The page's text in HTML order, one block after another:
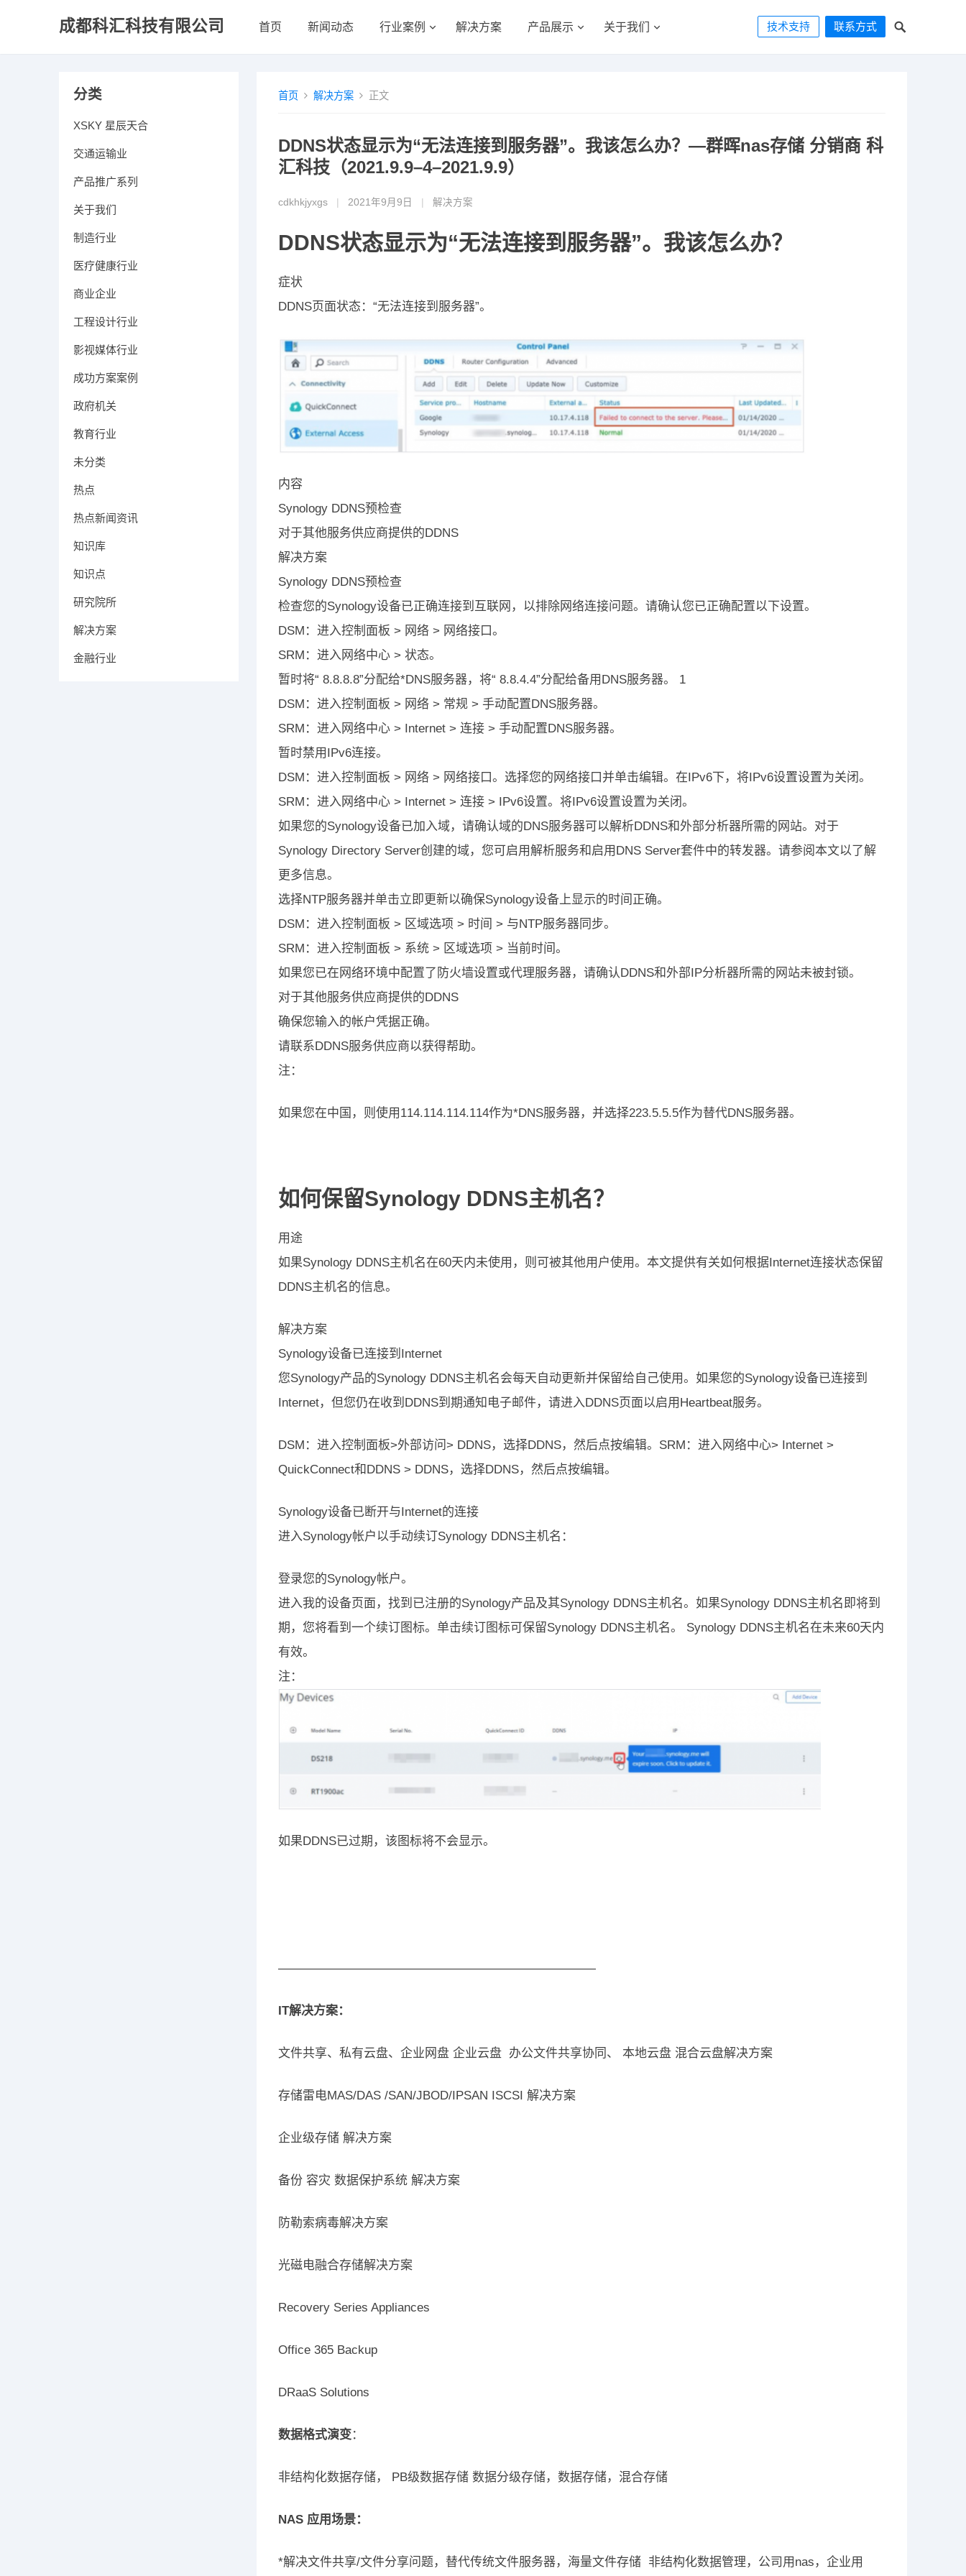
成都科汇科技有限公司 首页 新闻动态 行业案例 解决方案 产品展示 关于我们 技术支持 联系方式
首页 解决方案 正文
DDNS状态显示为“无法连接到服务器”。我该怎么办？—群晖nas存储 分销商 科
汇科技（2021.9.9–4–2021.9.9）
cdkhkjyxgs 2021年9月9日 解决方案
DDNS状态显示为“无法连接到服务器”。我该怎么办？
症状
DDNS页面状态：“无法连接到服务器”。
内容
Synology DDNS预检查
对于其他服务供应商提供的DDNS
解决方案
Synology DDNS预检查
检查您的Synology设备已正确连接到互联网，以排除网络连接问题。请确认您已正确配置以下设置。
DSM：进入控制面板 > 网络 > 网络接口。
SRM：进入网络中心 > 状态。
暂时将“ 8.8.8.8”分配给*DNS服务器，将“ 8.8.4.4”分配给备用DNS服务器。 1
DSM：进入控制面板 > 网络 > 常规 > 手动配置DNS服务器。
SRM：进入网络中心 > Internet > 连接 > 手动配置DNS服务器。
暂时禁用IPv6连接。
DSM：进入控制面板 > 网络 > 网络接口。选择您的网络接口并单击编辑。在IPv6下，将IPv6设置设置为关闭。
SRM：进入网络中心 > Internet > 连接 > IPv6设置。将IPv6设置设置为关闭。
如果您的Synology设备已加入域，请确认域的DNS服务器可以解析DDNS和外部分析器所需的网站。对于
Synology Directory Server创建的域，您可启用解析服务和启用DNS Server套件中的转发器。请参阅本文以了解
更多信息。
选择NTP服务器并单击立即更新以确保Synology设备上显示的时间正确。
DSM：进入控制面板 > 区域选项 > 时间 > 与NTP服务器同步。
SRM：进入控制面板 > 系统 > 区域选项 > 当前时间。
如果您已在网络环境中配置了防火墙设置或代理服务器，请确认DDNS和外部IP分析器所需的网站未被封锁。
对于其他服务供应商提供的DDNS
确保您输入的帐户凭据正确。
请联系DDNS服务供应商以获得帮助。
注：
如果您在中国，则使用114.114.114.114作为*DNS服务器，并选择223.5.5.5作为替代DNS服务器。
如何保留Synology DDNS主机名？
用途
如果Synology DDNS主机名在60天内未使用，则可被其他用户使用。本文提供有关如何根据Internet连接状态保留
DDNS主机名的信息。
解决方案
Synology设备已连接到Internet
您Synology产品的Synology DDNS主机名会每天自动更新并保留给自己使用。如果您的Synology设备已连接到
Internet，但您仍在收到DDNS到期通知电子邮件，请进入DDNS页面以启用Heartbeat服务。
DSM：进入控制面板>外部访问> DDNS，选择DDNS，然后点按编辑。SRM：进入网络中心> Internet >
QuickConnect和DDNS > DDNS，选择DDNS，然后点按编辑。
Synology设备已断开与Internet的连接
进入Synology帐户以手动续订Synology DDNS主机名：
登录您的Synology帐户。
进入我的设备页面，找到已注册的Synology产品及其Synology DDNS主机名。如果Synology DDNS主机名即将到
期，您将看到一个续订图标。单击续订图标可保留Synology DDNS主机名。 Synology DDNS主机名在未来60天内
有效。
注：
如果DDNS已过期，该图标将不会显示。
——————————————————————————
IT解决方案：
文件共享、私有云盘、企业网盘 企业云盘 办公文件共享协同、 本地云盘 混合云盘解决方案
存储雷电MAS/DAS /SAN/JBOD/IPSAN ISCSI 解决方案
企业级存储 解决方案
备份 容灾 数据保护系统 解决方案
防勒索病毒解决方案
光磁电融合存储解决方案
Recovery Series Appliances
Office 365 Backup
DRaaS Solutions
数据格式演变：
非结构化数据存储， PB级数据存储 数据分级存储，数据存储，混合存储
NAS 应用场景：
*解决文件共享/文件分享问题，替代传统文件服务器，海量文件存储 非结构化数据管理，公司用nas，企业用
分类
XSKY 星辰天合
交通运输业
产品推广系列
关于我们
制造行业
医疗健康行业
商业企业
工程设计行业
影视媒体行业
成功方案案例
政府机关
教育行业
未分类
热点
热点新闻资讯
知识库
知识点
研究院所
解决方案
金融行业